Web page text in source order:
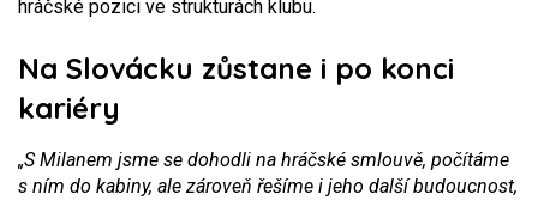
hráčské pozici ve strukturách klubu.
Na Slovácku zůstane i po konci
kariéry
„S Milanem jsme se dohodli na hráčské smlouvě, počítáme
s ním do kabiny, ale zároveň řešíme i jeho další budoucnost,